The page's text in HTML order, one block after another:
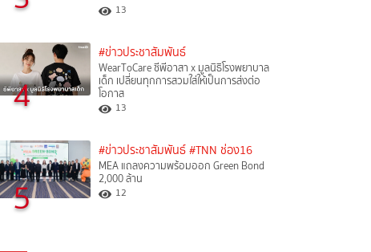
13
4
#ข่าวประชาสัมพันธ์
WearToCare ซีพีอาสา x มูลนิธิโรงพยาบาล
เด็ก เปลี่ยนทุกการสวมใส่ให้เป็นการส่งต่อ
โอกาส
13
5
#ข่าวประชาสัมพันธ์ #TNN ช่อง16
MEA แถลงความพร้อมออก Green Bond
2,000 ล้าน
12